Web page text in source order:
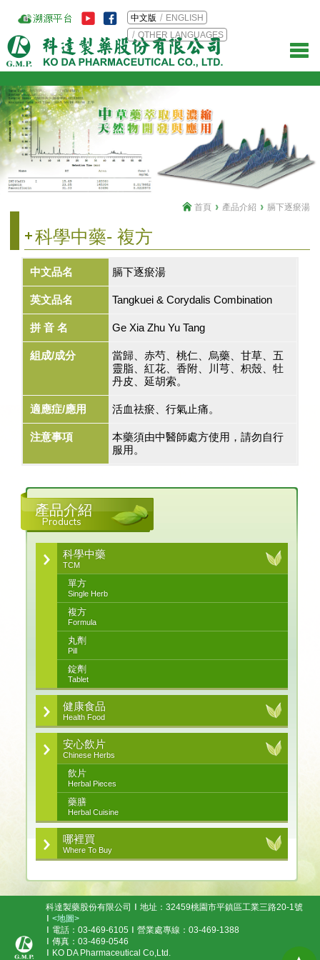
中文版
ENGLISH
OTHER LANGUAGES
科學中藥- 複方
首頁 產品介紹 膈下逐瘀湯
中文品名 膈下逐瘀湯
英文品名 Tangkuei & Corydalis Combination
拼 音 名 Ge Xia Zhu Yu Tang
組成/成分
當歸、赤芍、桃仁、烏藥、甘草、五
靈脂、紅花、香附、川芎、枳殼、牡
丹皮、延胡索。
適應症/應用 活血祛瘀、行氣止痛。
注意事項
本藥須由中醫師處方使用，請勿自行
服用。
產品介紹
Products
科學中藥
TCM
單方
Single Herb
複方
Formula
丸劑
Pill
錠劑
Tablet
健康食品
Health Food
安心飲片
Chinese Herbs
飲片
Herbal Pieces
藥膳
Herbal Cuisine
哪裡買
Where To Buy
科達製藥股份有限公司
地址：32459桃園市平鎮區工業三路20-1號
<地圖>
電話：03-469-6105
營業處專線：03-469-1388
傳真：03-469-0546
KO DA Pharmaceutical Co,Ltd.